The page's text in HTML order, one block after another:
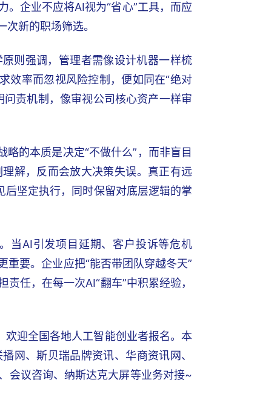
企业不应将AI视为“省心”工具，而应
新的职场筛选。
则强调，管理者需像设计机器一样梳
效率而忽视风险控制，便如同在“绝对
责机制，像审视公司核心资产一样审
的本质是决定“不做什么”，而非盲目
解，反而会放大决策失误。真正有远
后坚定执行，同时保留对底层逻辑的掌
当AI引发项目延期、客户投诉等危机
要。企业应把“能否带团队穿越冬天”
任，在每一次AI“翻车”中积累经验，
迎全国各地人工智能创业者报名。本
网、斯贝瑞品牌资讯、华商资讯网、
会议咨询、纳斯达克大屏等业务对接~